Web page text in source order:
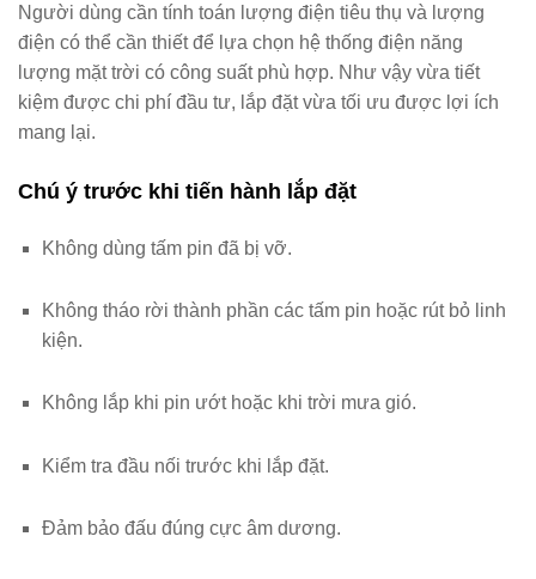
Người dùng cần tính toán lượng điện tiêu thụ và lượng
điện có thể cần thiết để lựa chọn hệ thống điện năng
lượng mặt trời có công suất phù hợp. Như vậy vừa tiết
kiệm được chi phí đầu tư, lắp đặt vừa tối ưu được lợi ích
mang lại.
Chú ý trước khi tiến hành lắp đặt
Không dùng tấm pin đã bị vỡ.
Không tháo rời thành phần các tấm pin hoặc rút bỏ linh
kiện.
Không lắp khi pin ướt hoặc khi trời mưa gió.
Kiểm tra đầu nối trước khi lắp đặt.
Đảm bảo đấu đúng cực âm dương.